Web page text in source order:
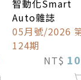
智動化Smart
Auto雜誌
05月號/2026
124期
NT$